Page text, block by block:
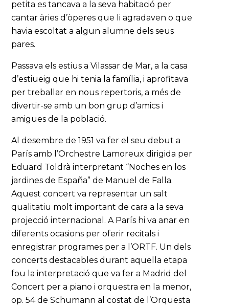
petita es tancava a la seva habitació per
cantar àries d’òperes que li agradaven o que
havia escoltat a algun alumne dels seus
pares.
Passava els estius a Vilassar de Mar, a la casa
d’estiueig que hi tenia la família, i aprofitava
per treballar en nous repertoris, a més de
divertir-se amb un bon grup d’amics i
amigues de la població.
Al desembre de 1951 va fer el seu debut a
París amb l’Orchestre Lamoreux dirigida per
Eduard Toldrà interpretant “Noches en los
jardines de España” de Manuel de Falla.
Aquest concert va representar un salt
qualitatiu molt important de cara a la seva
projecció internacional. A París hi va anar en
diferents ocasions per oferir recitals i
enregistrar programes per a l’ORTF. Un dels
concerts destacables durant aquella etapa
fou la interpretació que va fer a Madrid del
Concert per a piano i orquestra en la menor,
op. 54 de Schumann al costat de l’Orquesta